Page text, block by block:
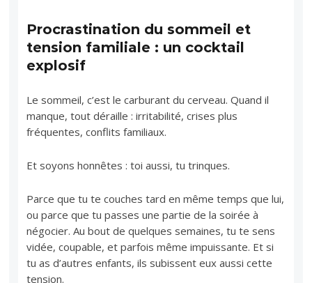
Procrastination du sommeil et
tension familiale : un cocktail
explosif
Le sommeil, c’est le carburant du cerveau. Quand il
manque, tout déraille : irritabilité, crises plus
fréquentes, conflits familiaux.
Et soyons honnêtes : toi aussi, tu trinques.
Parce que tu te couches tard en même temps que lui,
ou parce que tu passes une partie de la soirée à
négocier. Au bout de quelques semaines, tu te sens
vidée, coupable, et parfois même impuissante. Et si
tu as d’autres enfants, ils subissent eux aussi cette
tension.